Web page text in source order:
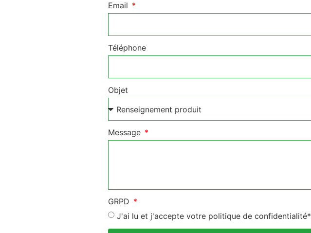
Email
Téléphone
Objet
Message
GRPD
J'ai lu et j'accepte votre politique de confidentialité*